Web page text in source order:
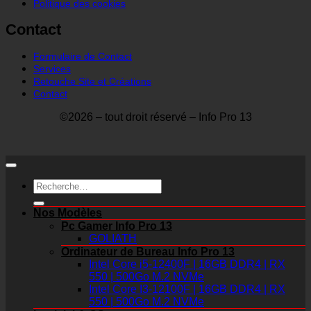
Politique des cookies
Contact
Formulaire de Contact
Services
Retouche Site et Créations
Contact
©2026 – tout droit réservé – Info Pro 13
Recherche
pour :
Nos Modèles
Pc Gamer Info Pro 13
GOLIATH
Ordinateur de Bureau Info Pro 13
Intel Core i5-12400F | 16GB DDR4 | RX
550 | 500Go M.2 NVMe
Intel Core I3-12100F | 16GB DDR4 | RX
550 | 500Go M.2 NVMe